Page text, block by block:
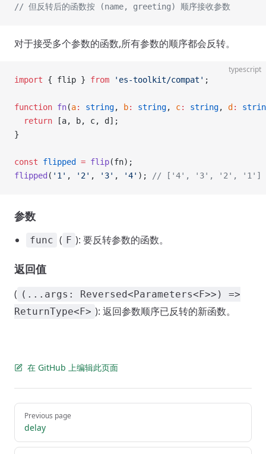
// 但反转后的函数按 (name, greeting) 顺序接收参数
对于接受多个参数的函数,所有参数的顺序都会反转。
typescript
import { flip } from 'es-toolkit/compat' ;
function fn(a: string, b: string, c: string, d :
  return
[a, b, c, d];
}
const flipped = flip(fn);
flipped ( '1' , '2' , '3' , '4' ); // ['4', '3', '2', '1']
参数
func ( F ): 要反转参数的函数。
返回值
( (...args: Reversed<Parameters<F>>) =>
ReturnType<F> ): 返回参数顺序已反转的新函数。
在 GitHub 上编辑此页面
Pager
Previous page
delay